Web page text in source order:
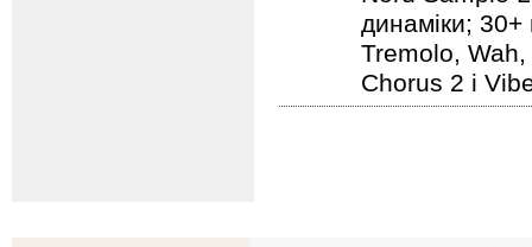
динаміки; 30+
Tremolo,
Chorus 2 і